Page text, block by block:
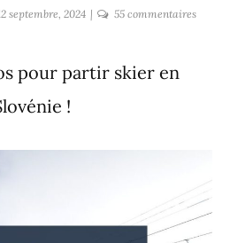
septembre, 2024 55 commentairessur
(par
pour partir skier en
!